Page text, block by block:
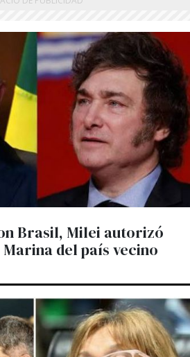
Brasil, Milei autorizó
del país vecino